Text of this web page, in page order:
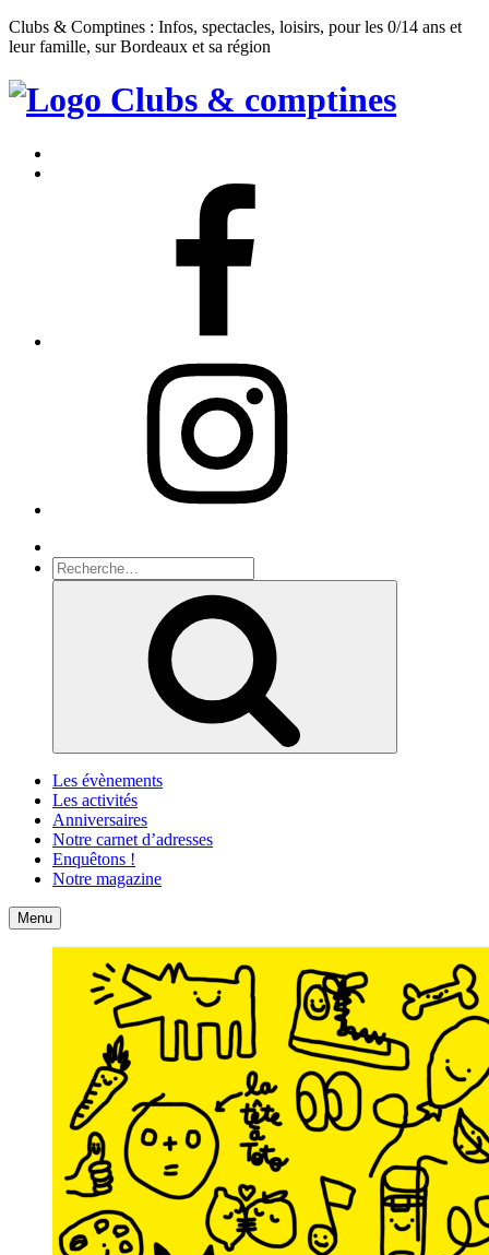
Clubs & Comptines : Infos, spectacles, loisirs, pour les 0/14 ans et
leur famille, sur Bordeaux et sa région
Clubs
Comptines
Recherche
pour
Les évènements
Les activités
Anniversaires
Notre carnet d’adresses
Enquêtons !
Notre magazine
Accueil
Menu Contact